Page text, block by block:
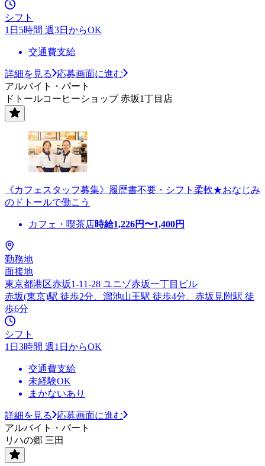
シフト
1日5時間 週3日からOK
交通費支給
詳細を見る
応募画面に進む
アルバイト・パート
ドトールコーヒーショップ 赤坂1丁目店
《カフェスタッフ募集》履歴書不要・シフト柔軟★おなじみ
のドトールで働こう
カフェ・喫茶店時給1,226円〜1,400円
勤務地
面接地
東京都港区赤坂1-11-28 ユニゾ赤坂一丁目ビル
赤坂(東京)駅 徒歩2分、溜池山王駅 徒歩4分、赤坂見附駅 徒
歩6分
シフト
1日3時間 週1日からOK
交通費支給
未経験OK
まかないあり
詳細を見る
応募画面に進む
アルバイト・パート
リハの郷 三田